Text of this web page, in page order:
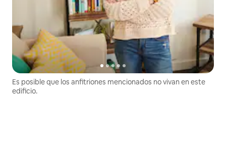
Es posible que los anfitriones mencionados no vivan en este
edificio.